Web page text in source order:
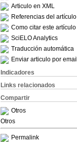
Articulo en XML
Referencias del artículo
Como citar este artículo
SciELO Analytics
Traducción automática
Enviar articulo por email
Indicadores
Links relacionados
Compartir
Otros
Otros
Permalink